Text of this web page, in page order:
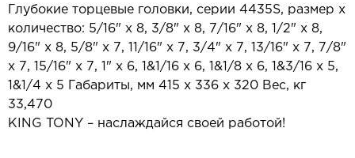
Глубокие торцевые головки, серии 4435S, размер х
количество: 5/16" х 8, 3/8" х 8, 7/16" х 8, 1/2" х 8,
9/16" х 8, 5/8" х 7, 11/16" х 7, 3/4" х 7, 13/16" х 7, 7/8"
х 7, 15/16" х 7, 1" х 6, 1&1/16 х 6, 1&1/8 х 6, 1&3/16 х 5,
1&1/4 х 5 Габариты, мм 415 х 336 х 320 Вес, кг
33,470
KING TONY – наслаждайся своей работой!